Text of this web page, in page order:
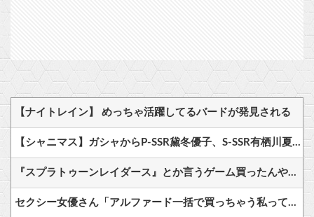
【ナイトレイン】 めっちゃ活躍してるバードが発見される
【シャニマス】ガシャからP-SSR黛冬優子、S-SSR有栖川夏葉が登場！イベントS-SR福丸小糸！
『スプラトゥーンレイダース』とか言うゲーム買ったんやけど
セクシー女優さん「アルファード一括で買っちゃう私って素敵！」→ツッコミどころありすぎる写真で話題に